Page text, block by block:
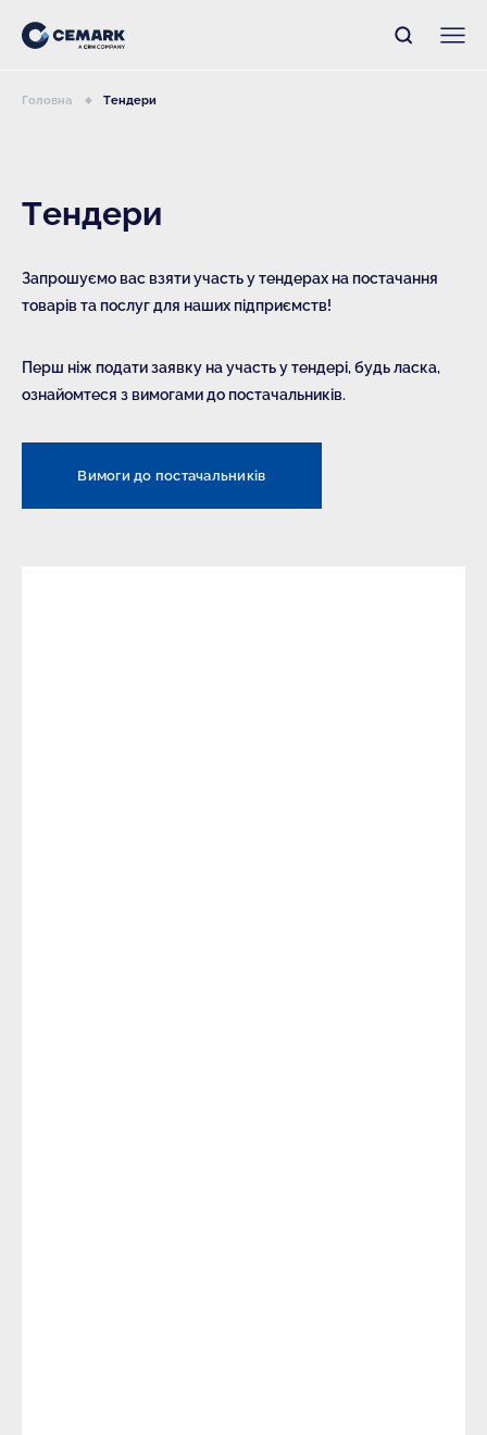
Головна Тендери
Тендери
Запрошуємо вас взяти участь у тендерах на постачання
товарів та послуг для наших підприємств!
Перш ніж подати заявку на участь у тендері, будь ласка,
ознайомтеся з вимогами до постачальників.
Вимоги до постачальників